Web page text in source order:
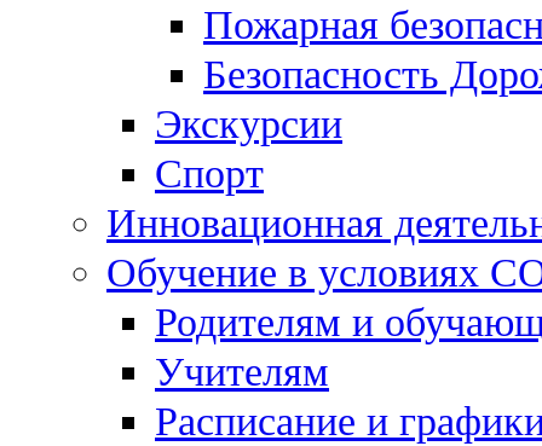
Пожарная
Безопасность
Экскурсии
Спорт
Инновационная
Обучение в условиях
Родителям и
Учителям
Расписание и